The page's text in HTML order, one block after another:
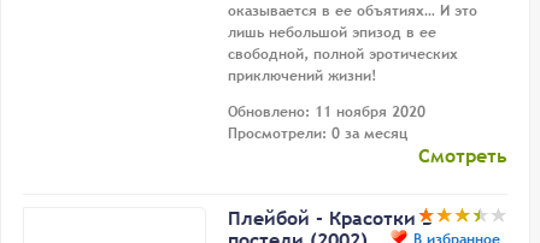
оказывается в ее объятиях… И это
лишь небольшой эпизод в ее
свободной, полной эротических
приключений жизни!
Обновлено: 11 ноября 2020
Просмотрели: 0 за месяц
Смотреть
Плейбой - Красотки в